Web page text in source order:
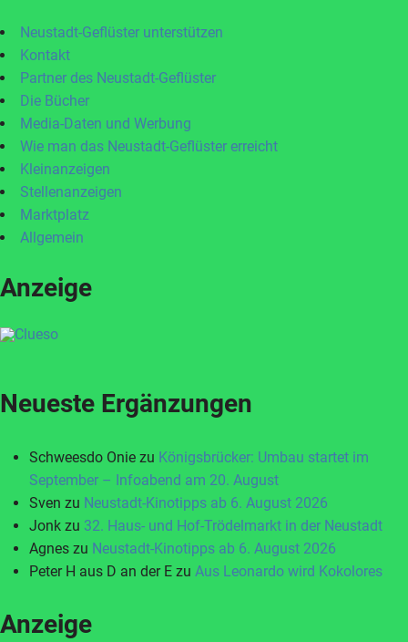
Neustadt-Geflüster unterstützen
Kontakt
Partner des Neustadt-Geflüster
Die Bücher
Media-Daten und Werbung
Wie man das Neustadt-Geflüster erreicht
Kleinanzeigen
Stellenanzeigen
Marktplatz
Allgemein
Anzeige
Neueste Ergänzungen
Schweesdo Onie zu Königsbrücker: Umbau startet im
September – Infoabend am 20. August
Sven zu Neustadt-Kinotipps ab 6. August 2026
Jonk zu 32. Haus- und Hof-Trödelmarkt in der Neustadt
Agnes zu Neustadt-Kinotipps ab 6. August 2026
Peter H aus D an der E zu Aus Leonardo wird Kokolores
Anzeige